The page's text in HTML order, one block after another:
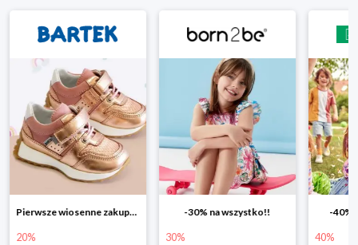
Pierwsze wiosenne zakupy -20%
20%
-30% na wszystko!!
30%
-40%
40%